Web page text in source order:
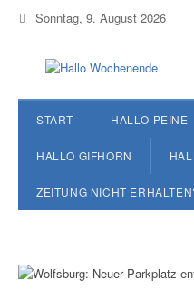
Sonntag, 9. August 2026
START HALLO PEINE
HALLO GIFHORN
ZEITUNG NICHT